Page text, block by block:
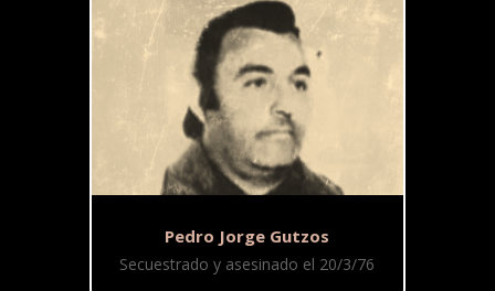
Pedro Jorge Gutzos
Secuestrado y asesinado el 20/3/76